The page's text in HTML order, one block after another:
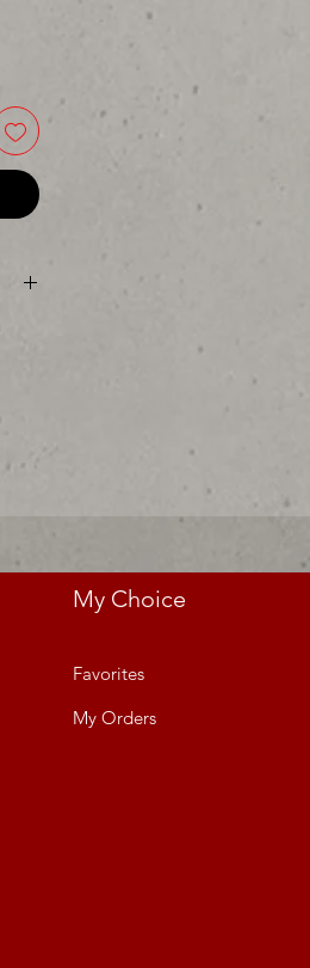
My Choice
Favorites
My Orders